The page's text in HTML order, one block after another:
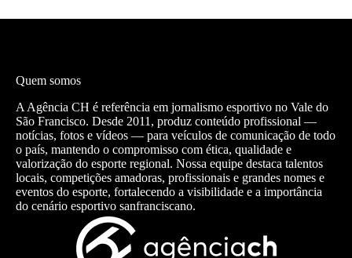
Quem somos
A Agência CH é referência em jornalismo esportivo no Vale do
São Francisco. Desde 2011, produz conteúdo profissional —
notícias, fotos e vídeos — para veículos de comunicação de todo
o país, mantendo o compromisso com ética, qualidade e
valorização do esporte regional. Nossa equipe destaca talentos
locais, competições amadoras, profissionais e grandes nomes e
eventos do esporte, fortalecendo a visibilidade e a importância
do cenário esportivo sanfranciscano.